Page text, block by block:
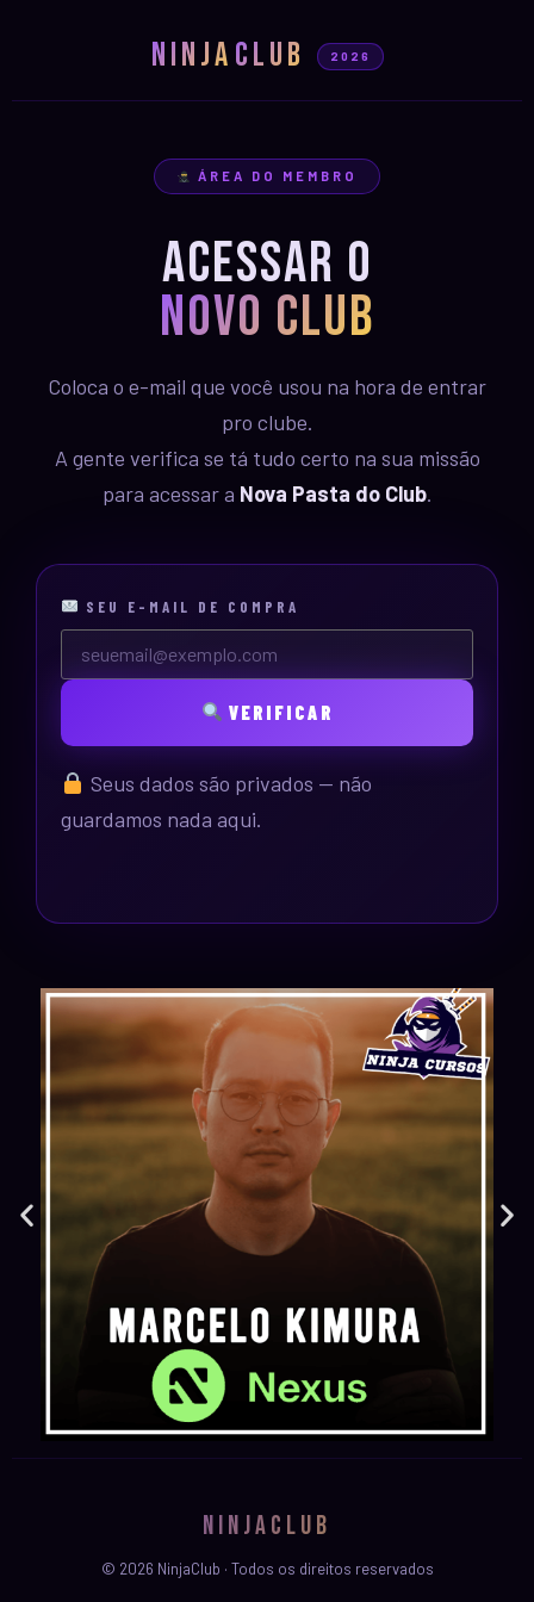
NINJA CLUB 2026
ÁREA DO MEMBRO
Acessar O
Novo Club
Coloca o e-mail que você usou na hora de entrar
pro clube.
A gente verifica se tá tudo certo na sua missão
para acessar a Nova Pasta do Club.
SEU E-MAIL DE COMPRA
VERIFICAR
Seus dados são privados — não
guardamos nada aqui.
NINJACLUB
© 2026 NinjaClub · Todos os direitos reservados